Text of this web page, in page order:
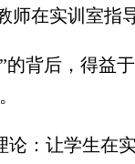
师在实训室指
背后，得益于
：让学生在实